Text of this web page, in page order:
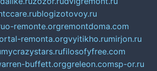
blogizotovoy.ru
o-remonte.orgremontdoma.com
remonta.orgvyitikho.rumirjon.ru
mycrazystars.rufilosofyfree.com
buffett.orggreleon.comsp-or.ru